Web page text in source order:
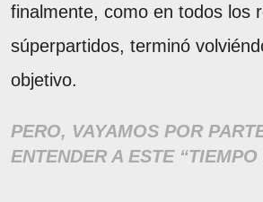
finalmente, como en todos los
súperpartidos, terminó
objetivo.
PERO, VAYAMOS POR
ENTENDER A ESTE